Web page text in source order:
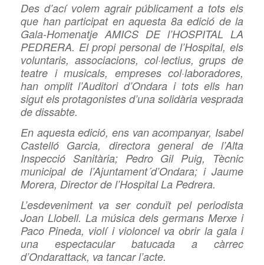
Des d’ací volem agrair públicament a tots els
que han participat en aquesta 8a edició de la
Gala-Homenatje AMICS DE l’HOSPITAL LA
PEDRERA. El propi personal de l’Hospital, els
voluntaris, associacions, col·lectius, grups de
teatre i musicals, empreses col·laboradores,
han omplit l’Auditori d’Ondara i tots ells han
sigut els protagonistes d’una solidària vesprada
de dissabte.
En aquesta edició, ens van acompanyar, Isabel
Castelló Garcia, directora general de l’Alta
Inspecció Sanitària; Pedro Gil Puig, Tècnic
municipal de l’Ajuntament´d’Ondara; i Jaume
Morera, Director de l’Hospital La Pedrera.
L’esdeveniment va ser conduït pel periodista
Joan Llobell. La música dels germans Merxe i
Paco Pineda, violí i violoncel va obrir la gala i
una espectacular batucada a càrrec
d’Ondarattack, va tancar l’acte.